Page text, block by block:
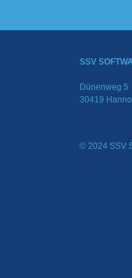
SSV
Dünenweg 5
30419
© 2024 SSV